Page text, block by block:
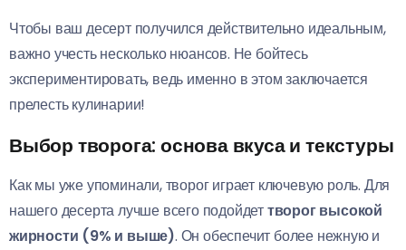
Чтобы ваш десерт получился действительно идеальным,
важно учесть несколько нюансов. Не бойтесь
экспериментировать, ведь именно в этом заключается
прелесть кулинарии!
Выбор творога: основа вкуса и текстуры
Как мы уже упоминали, творог играет ключевую роль. Для
нашего десерта лучше всего подойдеттворог высокой
жирности (9% и выше). Он обеспечит более нежную и